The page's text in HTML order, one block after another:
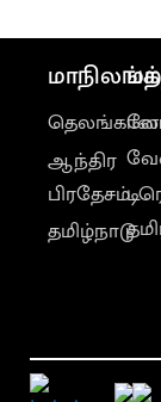
ஆந்திர
பிரதேசம்
தமிழ்நாடு